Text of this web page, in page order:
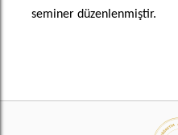
seminer düzenlenmiştir.